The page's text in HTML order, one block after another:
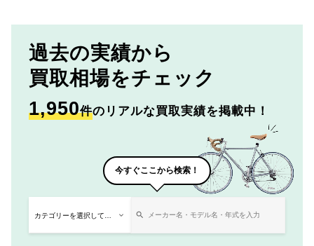
過去の実績から
買取相場をチェック
1,950件のリアルな買取実績を掲載中！
今すぐここから検索！